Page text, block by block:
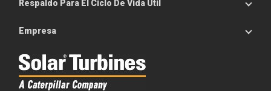
Respaldo Para El Ciclo De Vida Útil
Empresa